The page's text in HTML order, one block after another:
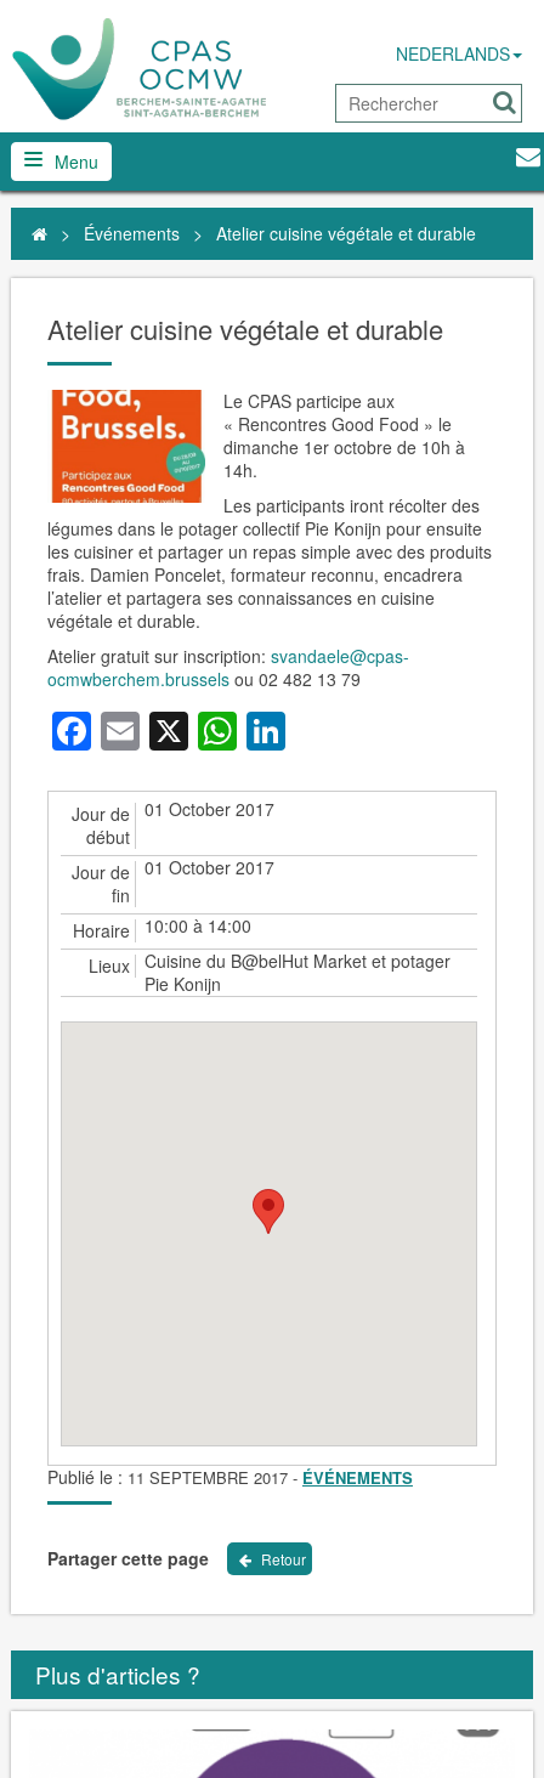
NEDERLANDS
Menu
> Événements > Atelier cuisine végétale et durable
Atelier cuisine végétale et durable
Le CPAS participe aux
« Rencontres Good Food » le
dimanche 1er octobre de 10h à
14h.
Les participants iront récolter des
légumes dans le potager collectif Pie Konijn pour ensuite
les cuisiner et partager un repas simple avec des produits
frais. Damien Poncelet, formateur reconnu, encadrera
l’atelier et partagera ses connaissances en cuisine
végétale et durable.
Atelier gratuit sur inscription: svandaele@cpas-
ocmwberchem.brussels ou 02 482 13 79
Facebook
Email
X WhatsApp
LinkedIn
Jour de
début
01 October 2017
Jour de
fin
01 October 2017
Horaire
10:00 à 14:00
Lieux
Cuisine du B@belHut Market et potager
Pie Konijn
Publié le : 11 SEPTEMBRE 2017 - ÉVÉNEMENTS
Partager cette page Retour
Plus d'articles ?